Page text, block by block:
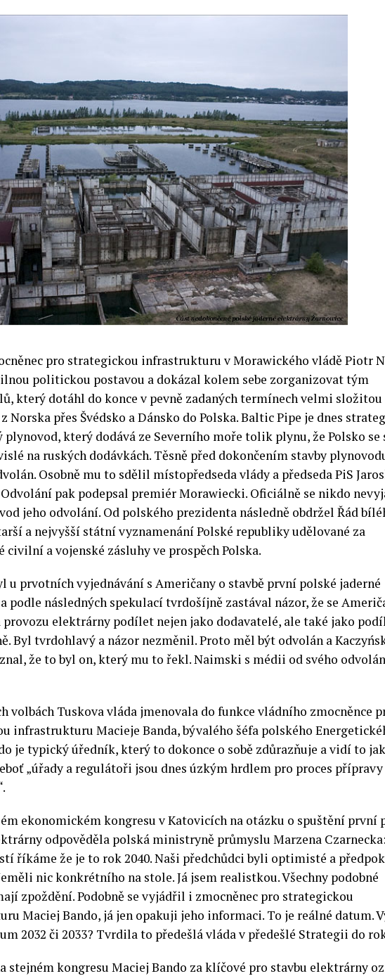
pro strategickou infrastrukturu v Morawického vládě Piotr
politickou postavou a dokázal kolem sebe zorganizovat tým
který dotáhl do konce v pevně zadaných termínech velmi složitou
Norska přes Švédsko a Dánsko do Polska. Baltic Pipe je dnes
plynovod, který dodává ze Severního moře tolik plynu, že Polsko se
na ruských dodávkách. Těsně před dokončením stavby
Osobně mu to sdělil místopředseda vlády a předseda PiS
pak podepsal premiér Morawiecki. Oficiálně se nikdo
jeho odvolání. Od polského prezidenta následně obdržel Řád
a nejvyšší státní vyznamenání Polské republiky udělované za
civilní a vojenské zásluhy ve prospěch Polska.
u prvotních vyjednávání s Američany o stavbě první polské jaderné
podle následných spekulací tvrdošíjně zastával názor, že se
provozu elektrárny podílet nejen jako dodavatelé, ale také jako
Byl tvrdohlavý a názor nezměnil. Proto měl být odvolán a
že to byl on, který mu to řekl. Naimski s médii od svého
volbách Tuskova vláda jmenovala do funkce vládního zmocněnce
infrastrukturu Macieje Banda, bývalého šéfa polského
je typický úředník, který to dokonce o sobě zdůrazňuje a vidí to
„úřady a regulátoři jsou dnes úzkým hrdlem pro proces přípravy
ekonomickém kongresu v Katovicích na otázku o spuštění první
odpověděla polská ministryně průmyslu Marzena Czarnecka:
říkáme že je to rok 2040. Naši předchůdci byli optimisté a
nic konkrétního na stole. Já jsem realistkou. Všechny podobné
zpoždění. Podobně se vyjádřil i zmocněnec pro strategickou
Maciej Bando, já jen opakuji jeho informaci. To je reálné datum.
2032 či 2033? Tvrdila to předešlá vláda v předešlé Strategii do
stejném kongresu Maciej Bando za klíčové pro stavbu elektrárny